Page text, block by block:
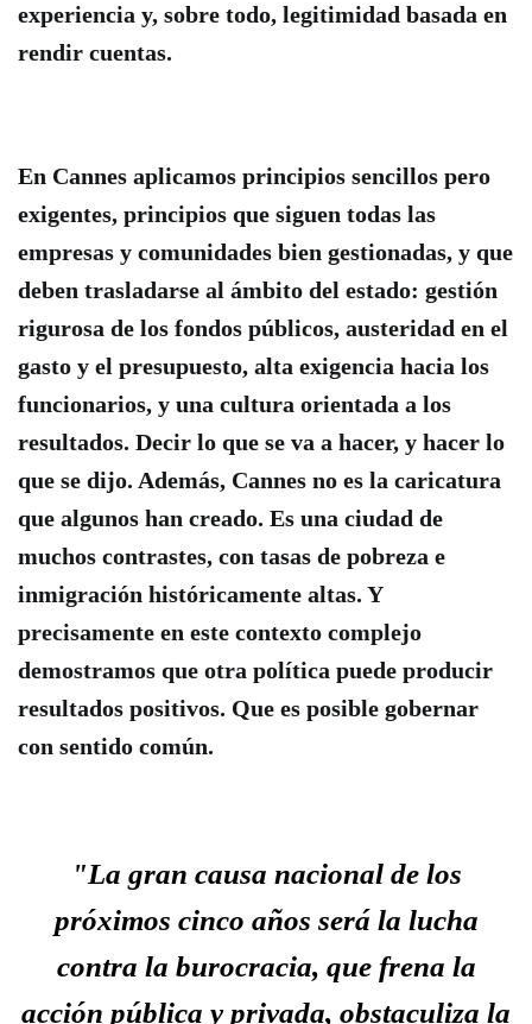
experiencia y, sobre todo, legitimidad basada en
rendir cuentas.
En Cannes aplicamos principios sencillos pero
exigentes, principios que siguen todas las
empresas y comunidades bien gestionadas, y que
deben trasladarse al ámbito del estado: gestión
rigurosa de los fondos públicos, austeridad en el
gasto y el presupuesto, alta exigencia hacia los
funcionarios, y una cultura orientada a los
resultados. Decir lo que se va a hacer, y hacer lo
que se dijo. Además, Cannes no es la caricatura
que algunos han creado. Es una ciudad de
muchos contrastes, con tasas de pobreza e
inmigración históricamente altas. Y
precisamente en este contexto complejo
demostramos que otra política puede producir
resultados positivos. Que es posible gobernar
con sentido común.
"La gran causa nacional de los
próximos cinco años será la lucha
contra la burocracia, que frena la
acción pública y privada, obstaculiza la